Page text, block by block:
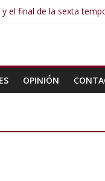
el final de la sexta
OPINIÓN